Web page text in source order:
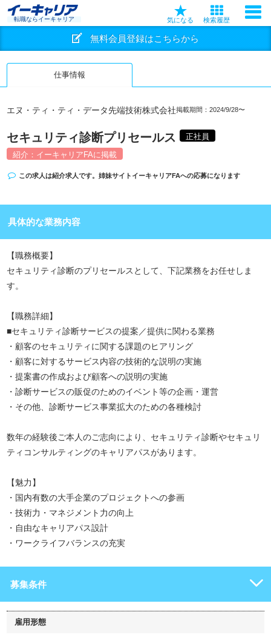
転職ならイーキャリア 気になる 検索履歴
無料会員登録はこちらから
仕事情報
エヌ・ティ・ティ・データ先端技術株式会社掲載期間：2024/9/28〜
セキュリティ診断プリセールス
正社員
紹介：イーキャリアFAに掲載
この求人は紹介求人です。姉妹サイト イーキャリアFAへの応募になります
具体的な業務内容
【職務概要】
セキュリティ診断のプリセールスとして、下記業務をお任せしま
す。
【職務詳細】
■セキュリティ診断サービスの提案／提供に関わる業務
・顧客のセキュリティに関する課題のヒアリング
・顧客に対するサービス内容の技術的な説明の実施
・提案書の作成および顧客への説明の実施
・診断サービスの販促のためのイベント等の企画・運営
・その他、診断サービス事業拡大のための各種検討
数年の経験後ご本人のご志向により、セキュリティ診断やセキュリ
ティコンサルティングのキャリアパスがあります。
【魅力】
・国内有数の大手企業のプロジェクトへの参画
・技術力・マネジメント力の向上
・自由なキャリアパス設計
・ワークライフバランスの充実
募集条件
雇用形態